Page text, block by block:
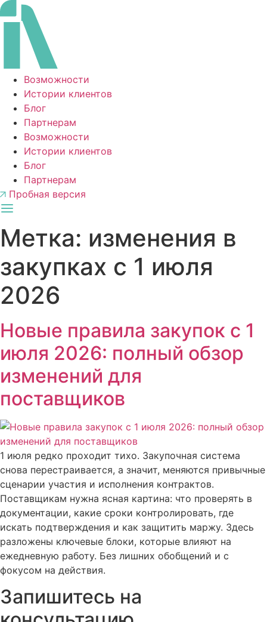
Перейти
к
содержимому
Возможности
Истории клиентов
Блог
Партнерам
Возможности
Истории клиентов
Блог
Партнерам
Пробная версия
Метка: изменения в
закупках с 1 июля
2026
Новые правила закупок с 1
июля 2026: полный обзор
изменений для
поставщиков
1 июля редко проходит тихо. Закупочная система
снова перестраивается, а значит, меняются привычные
сценарии участия и исполнения контрактов.
Поставщикам нужна ясная картина: что проверять в
документации, какие сроки контролировать, где
искать подтверждения и как защитить маржу. Здесь
разложены ключевые блоки, которые влияют на
ежедневную работу. Без лишних обобщений и с
фокусом на действия.
Запишитесь на